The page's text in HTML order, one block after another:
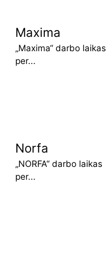
Maxima
„Maxima“ darbo laikas
per...
Norfa
„NORFA“ darbo laikas
per...